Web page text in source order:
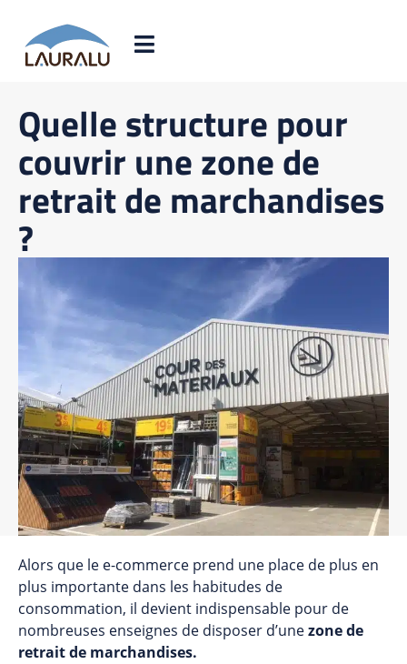
Quelle structure pour
couvrir une zone de
retrait de marchandises
?
Alors que le e-commerce prend une place de plus en
plus importante dans les habitudes de
consommation, il devient indispensable pour de
nombreuses enseignes de disposer d’unezone de
retrait de marchandises.